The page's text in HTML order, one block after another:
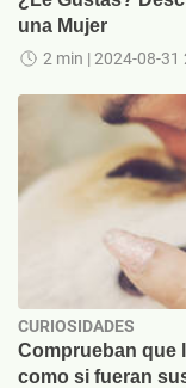
una Mujer
2 min | 2024-08-31
CURIOSIDADES
Comprueban que
como si fueran